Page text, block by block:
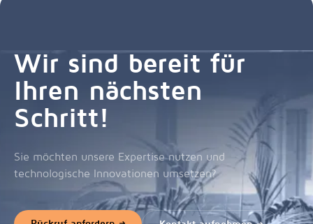
Wir sind bereit für
Ihren nächsten
Schritt!
Sie möchten unsere Expertise nutzen und
technologische Innovationen umsetzen?